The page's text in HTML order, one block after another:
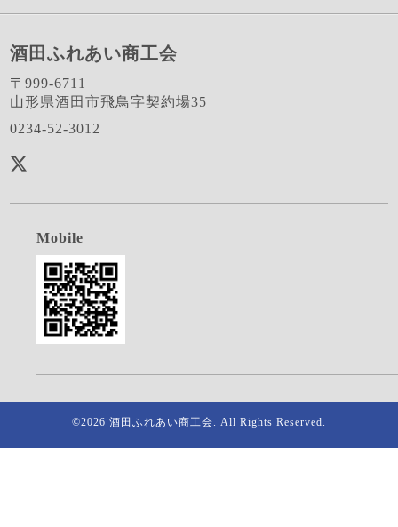
酒田ふれあい商工会
〒999-6711
山形県酒田市飛鳥字契約場35
0234-52-3012
Mobile
©2026 酒田ふれあい商工会. All Rights Reserved.